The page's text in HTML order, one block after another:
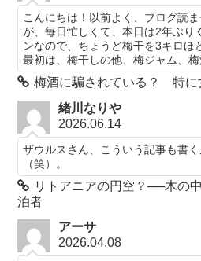
こんにちは！以前よく、ブログ読
が、毎日忙しくて、本日は2年ぶり
ンなので、ちょうど梅干を3キロほ
最初は、梅干しの他、梅ジャム、
梅酒に騙されている？ 特に
緒川なりや
2026.06.14
ザウルスさん、こういう記事も書
（笑）。
リトアニアの円空？──木の
泊者
アーサ
2026.04.08